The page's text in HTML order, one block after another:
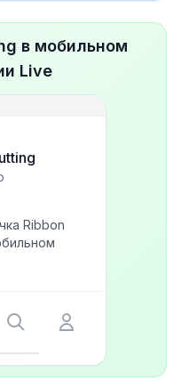
в мобильном
Live
Ribbon